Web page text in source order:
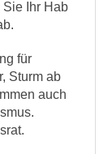
Sie Ihr Hab
für
Sturm ab
auch